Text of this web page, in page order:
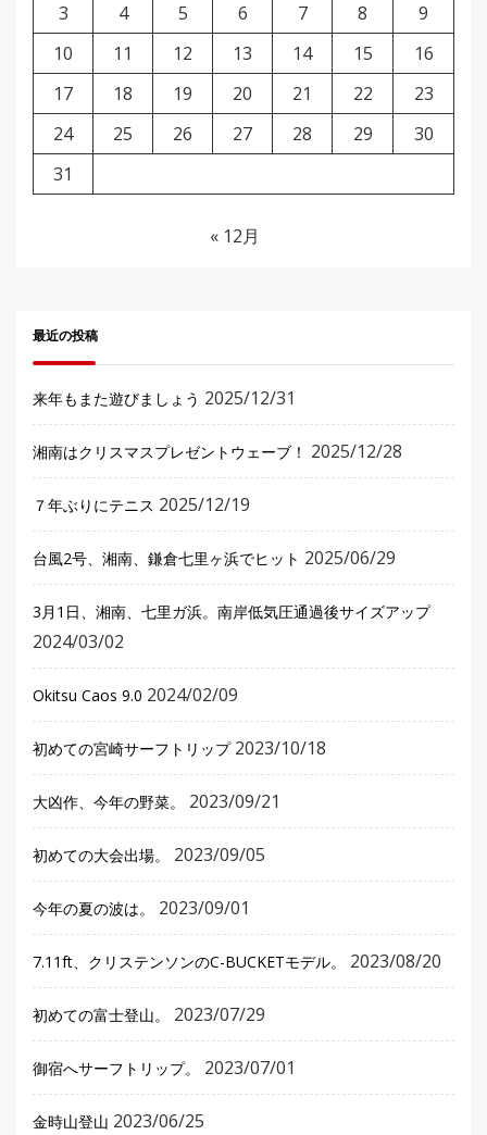
3
4 5 6 7 8
9
10
11 12 13 14 15
16
17
18 19 20 21 22
23
24
25 26 27 28 29
30
31
« 12月
最近の投稿
来年もまた遊びましょう 2025/12/31
湘南はクリスマスプレゼントウェーブ！ 2025/12/28
７年ぶりにテニス 2025/12/19
台風2号、湘南、鎌倉七里ヶ浜でヒット 2025/06/29
3月1日、湘南、七里ガ浜。南岸低気圧通過後サイズアップ
2024/03/02
Okitsu Caos 9.0 2024/02/09
初めての宮崎サーフトリップ 2023/10/18
大凶作、今年の野菜。 2023/09/21
初めての大会出場。 2023/09/05
今年の夏の波は。 2023/09/01
7.11ft、クリステンソンのC-BUCKETモデル。 2023/08/20
初めての富士登山。 2023/07/29
御宿へサーフトリップ。 2023/07/01
金時山登山 2023/06/25